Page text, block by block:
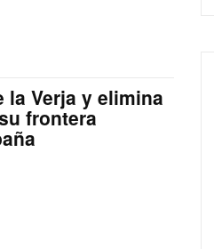
la Verja y elimina
frontera